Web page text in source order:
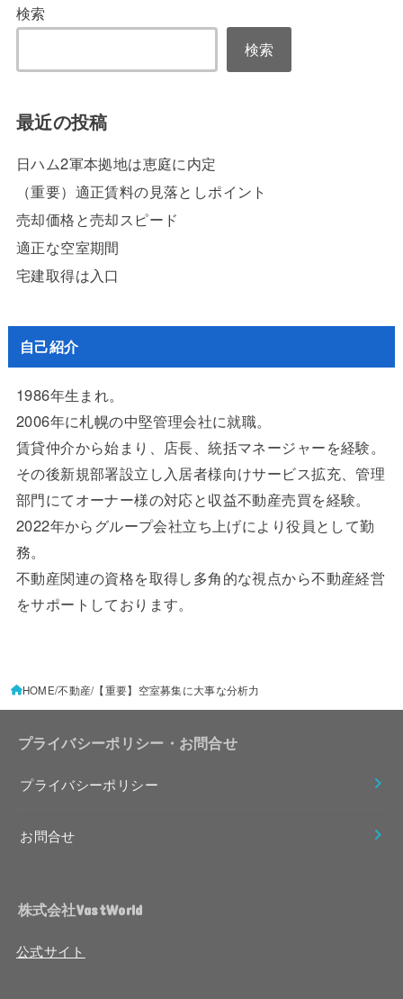
検索
検索
最近の投稿
日ハム2軍本拠地は恵庭に内定
（重要）適正賃料の見落としポイント
売却価格と売却スピード
適正な空室期間
宅建取得は入口
自己紹介
1986年生まれ。
2006年に札幌の中堅管理会社に就職。
賃貸仲介から始まり、店長、統括マネージャーを経験。
その後新規部署設立し入居者様向けサービス拡充、管理
部門にてオーナー様の対応と収益不動産売買を経験。
2022年からグループ会社立ち上げにより役員として勤
務。
不動産関連の資格を取得し多角的な視点から不動産経営
をサポートしております。
HOME 不動産 【重要】空室募集に大事な分析力
プライバシーポリシー・お問合せ
プライバシーポリシー
お問合せ
株式会社VastWorld
公式サイト